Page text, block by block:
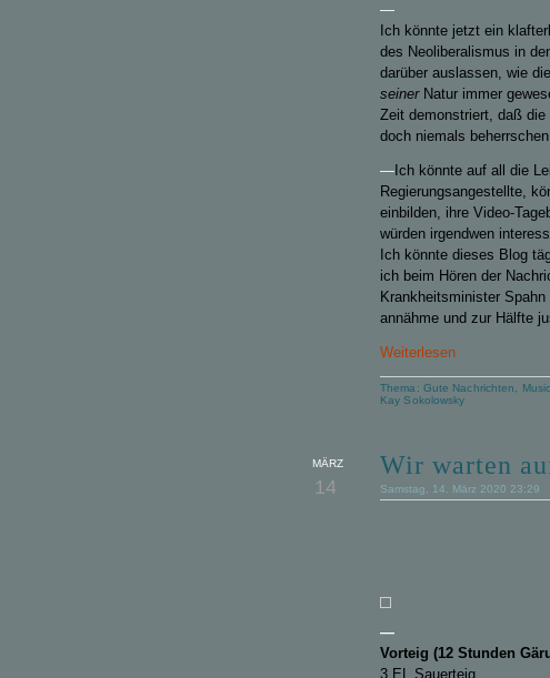
—
Ich könnte jetzt ein
des Neoliberalismus in
darüber auslassen, wie die
seinerNatur immer
Zeit demonstriert, daß die
doch niemals beherrschen
— Ich könnte auf all die
Regierungsangestellte,
einbilden, ihre Video-
würden irgendwen
Ich könnte dieses Blog
ich beim Hören der
Krankheitsminister
annähme und zur Hälfte
Weiterlesen
Thema: Gute Nachrichten
Kay Sokolowsky
MÄRZ
14
Wir warten
Samstag, 14. März 2020 23:29
—
Vorteig (12 Stunden
3 EL Sauerteig